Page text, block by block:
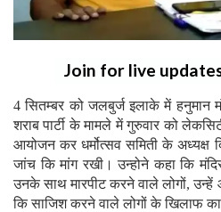
Join for live
4 सितम्बर को जलबुर्ज इलाके में हनुमान
शराब पार्टी के मामले में गुरुवार को
आयोजन कर धर्मोत्सव समिती के अध्यक्ष
जांच कि मांग रखी। उन्होने कहा कि
उनके साथ मारपीट करने वाले लोगों,
कि साजिश करने वाले लोगों के खिलाफ